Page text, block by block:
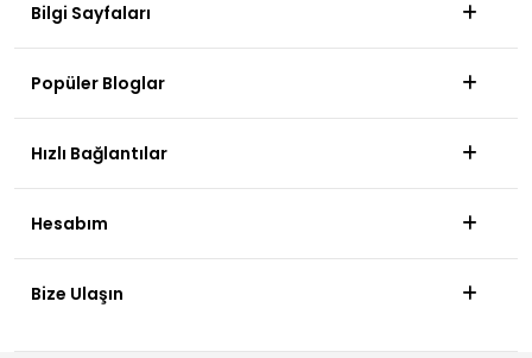
Bilgi Sayfaları
Popüler Bloglar
Hızlı Bağlantılar
Hesabım
Bize Ulaşın